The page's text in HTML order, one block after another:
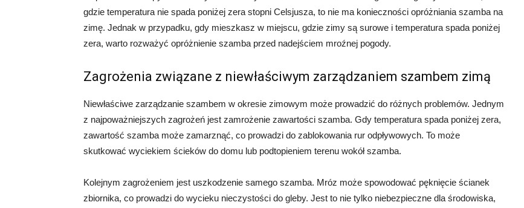
gdzie temperatura nie spada poniżej zera stopni Celsjusza, to nie ma konieczności opróżniania szamba na
zimę. Jednak w przypadku, gdy mieszkasz w miejscu, gdzie zimy są surowe i temperatura spada poniżej
zera, warto rozważyć opróżnienie szamba przed nadejściem mroźnej pogody.
Zagrożenia związane z niewłaściwym zarządzaniem szambem zimą
Niewłaściwe zarządzanie szambem w okresie zimowym może prowadzić do różnych problemów. Jednym
z najpoważniejszych zagrożeń jest zamrożenie zawartości szamba. Gdy temperatura spada poniżej zera,
zawartość szamba może zamarznąć, co prowadzi do zablokowania rur odpływowych. To może
skutkować wyciekiem ścieków do domu lub podtopieniem terenu wokół szamba.
Kolejnym zagrożeniem jest uszkodzenie samego szamba. Mróz może spowodować pęknięcie ścianek
zbiornika, co prowadzi do wycieku nieczystości do gleby. Jest to nie tylko niebezpieczne dla środowiska,